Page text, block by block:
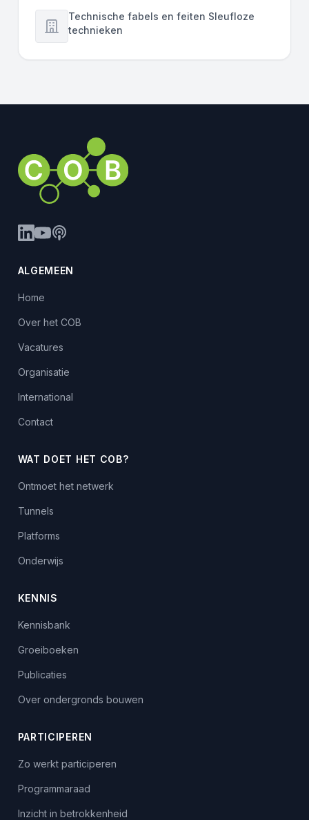
Technische fabels en feiten Sleufloze
technieken
ALGEMEEN
Home
Over het COB
Vacatures
Organisatie
International
Contact
WAT DOET HET COB?
Ontmoet het netwerk
Tunnels
Platforms
Onderwijs
KENNIS
Kennisbank
Groeiboeken
Publicaties
Over ondergronds bouwen
PARTICIPEREN
Zo werkt participeren
Programmaraad
Inzicht in betrokkenheid